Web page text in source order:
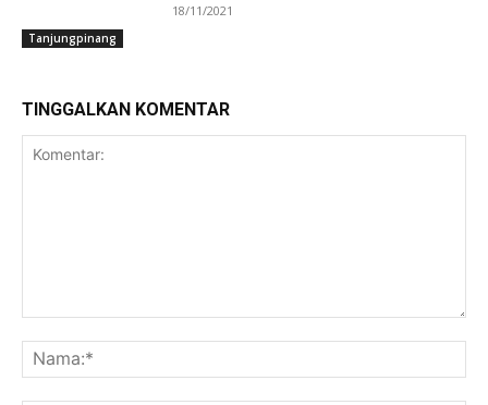
Tanjungpinang
18/11/2021
TINGGALKAN KOMENTAR